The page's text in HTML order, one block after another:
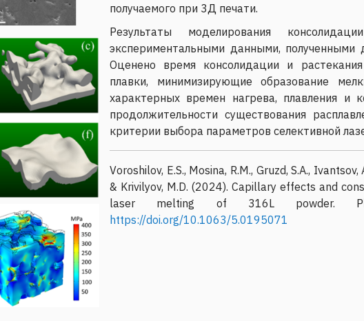
получаемого при 3Д печати.
Результаты моделирования
экспериментальными данными,
Оценено время консолидации и
плавки, минимизирующие образование
характерных времен нагрева, плавления и
продолжительности существования
критерии выбора параметров селективной
Voroshilov, E.S., Mosina, R.M., Gruzd, S.A., Ivantsov,
& Krivilyov, M.D. (2024). Capillary effects and
laser melting of 316L powder.
https://doi.org/10.1063/5.0195071